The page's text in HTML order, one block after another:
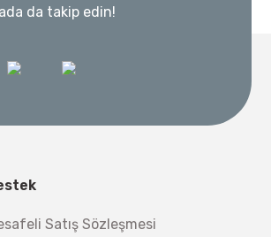
da takip edin!
Satış Sözleşmesi